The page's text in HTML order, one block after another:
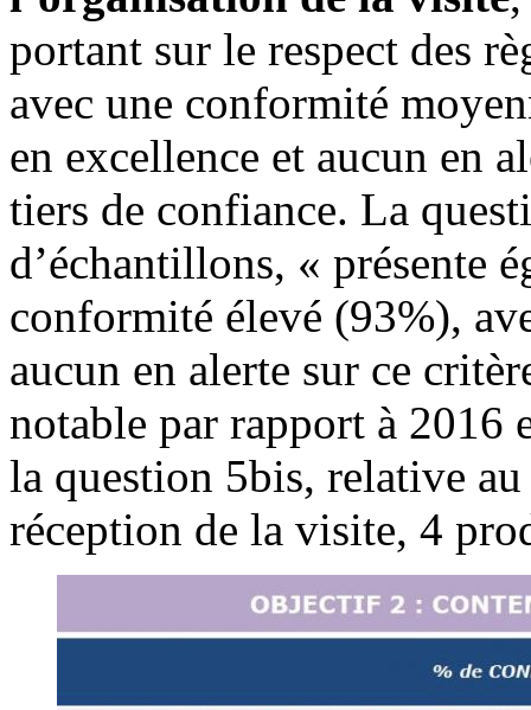
portant sur le respect des
avec une conformité
en excellence et aucun en
tiers de confiance. La
d’échantillons, « présente
conformité élevé (93%),
aucun en alerte sur ce
notable par rapport à 2016
la question 5bis, relative
réception de la visite, 4